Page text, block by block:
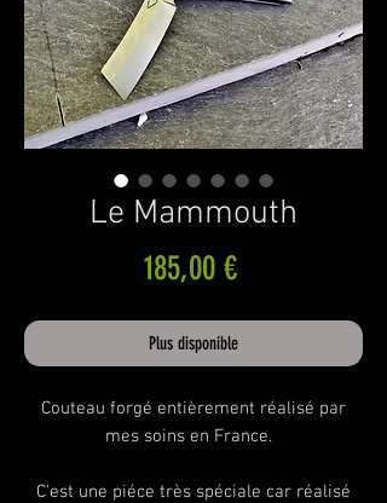
Le Mammouth
185,00 €Prix
Plus disponible
Couteau forgé entièrement réalisé par
mes soins en France.
C'est une piéce très spéciale car réalisé